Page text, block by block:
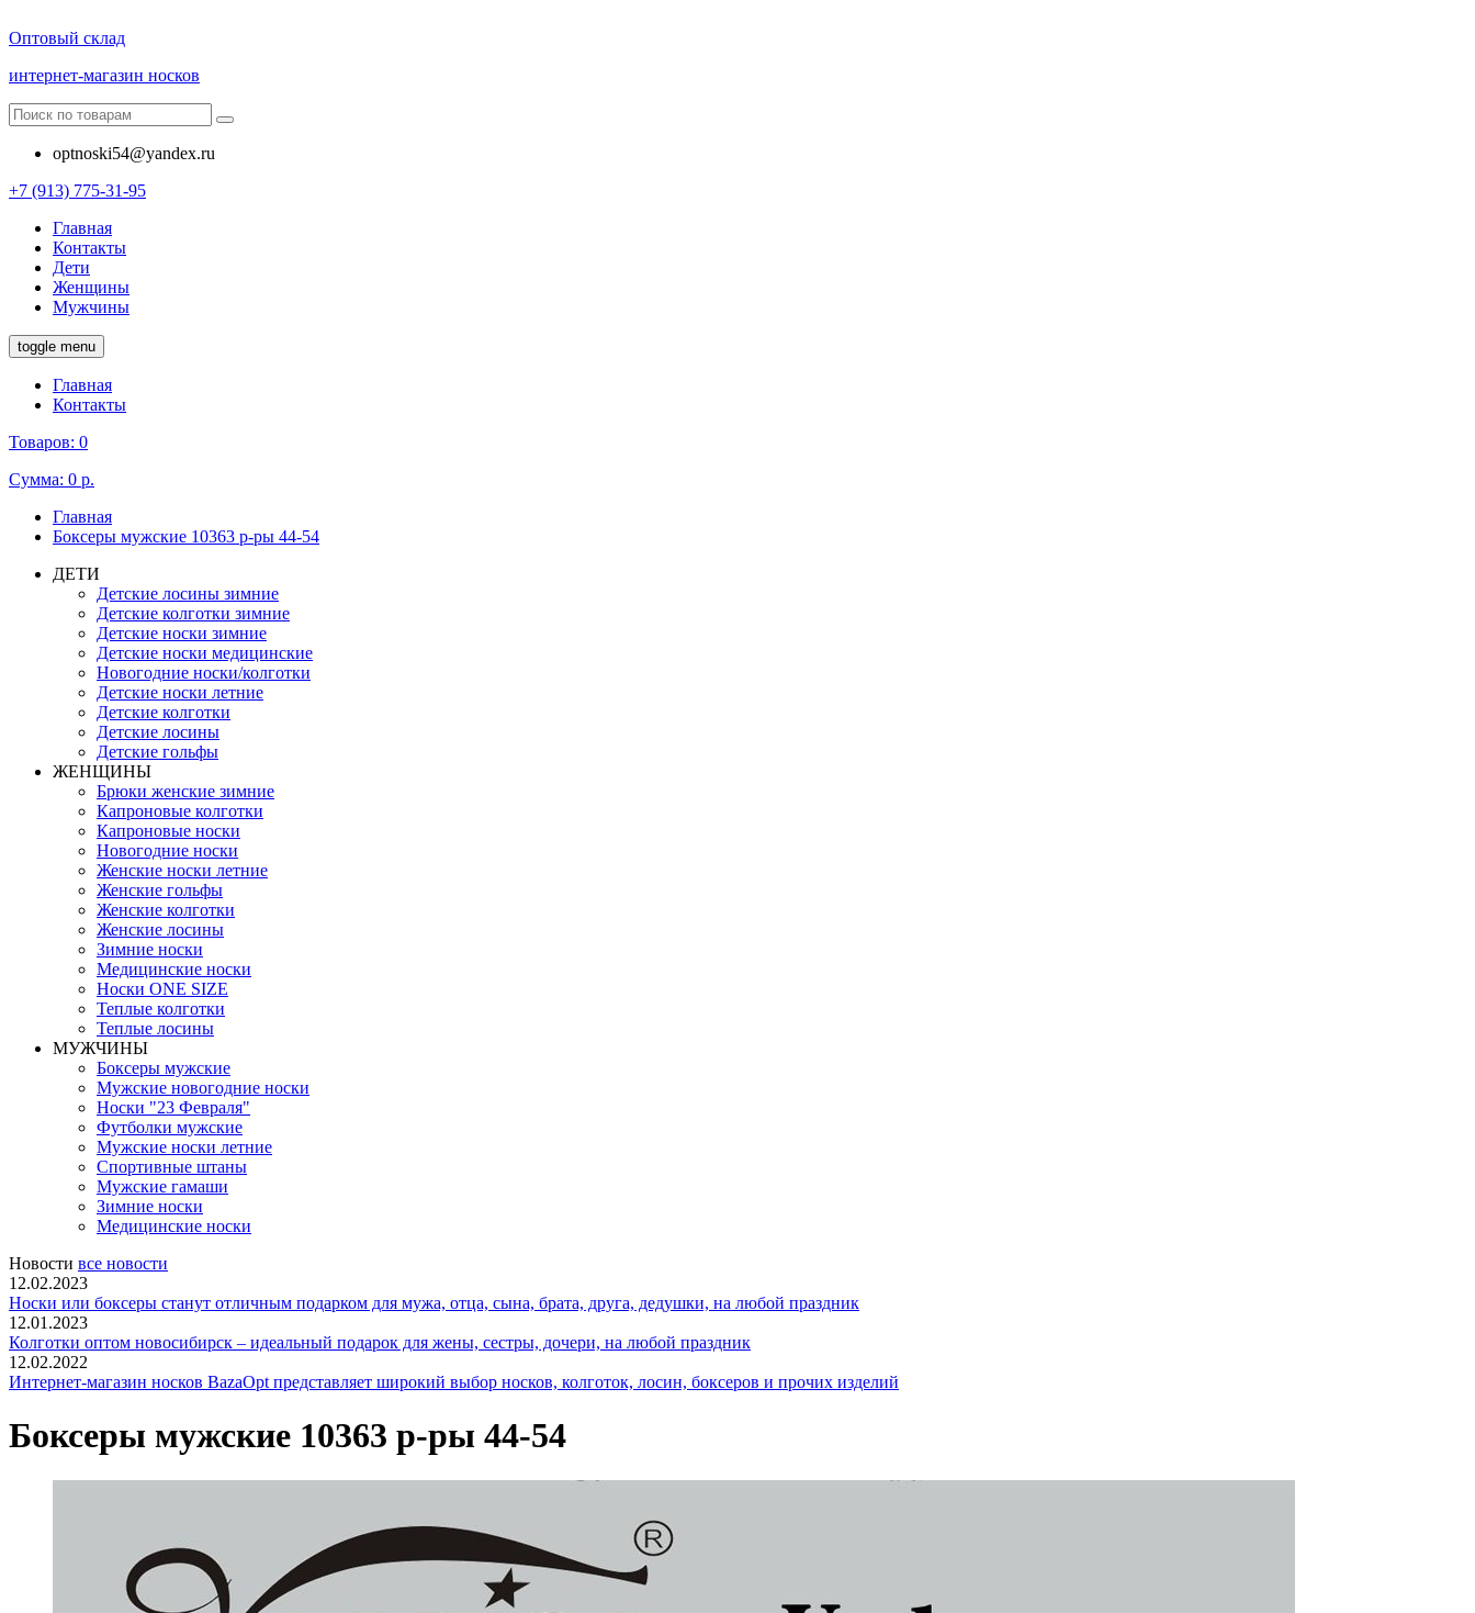
Оптовый склад
интернет-магазин носков
optnoski54@yandex.ru
+7 (913) 775-31-95
Главная
Контакты
Дети
Женщины
Мужчины
toggle menu
Главная
Контакты
Товаров: 0
Сумма: 0 р.
Главная
Боксеры мужские 10363 р-ры 44-54
ДЕТИ
Детские лосины зимние
Детские колготки зимние
Детские носки зимние
Детские носки медицинские
Новогодние носки/колготки
Детские носки летние
Детские колготки
Детские лосины
Детские гольфы
ЖЕНЩИНЫ
Брюки женские зимние
Капроновые колготки
Капроновые носки
Новогодние носки
Женские носки летние
Женские гольфы
Женские колготки
Женские лосины
Зимние носки
Медицинские носки
Носки ONE SIZE
Теплые колготки
Теплые лосины
МУЖЧИНЫ
Боксеры мужские
Мужские новогодние носки
Носки "23 Февраля"
Футболки мужские
Мужские носки летние
Спортивные штаны
Мужские гамаши
Зимние носки
Медицинские носки
Новости все новости
12.02.2023
Носки или боксеры станут отличным подарком для мужа, отца, сына, брата, друга, дедушки, на любой праздник
12.01.2023
Колготки оптом новосибирск – идеальный подарок для жены, сестры, дочери, на любой праздник
12.02.2022
Интернет-магазин носков BazaOpt представляет широкий выбор носков, колготок, лосин, боксеров и прочих изделий
Боксеры мужские 10363 р-ры 44-54